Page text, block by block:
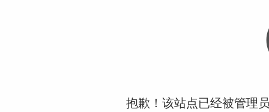
抱歉！该站点已经被管理